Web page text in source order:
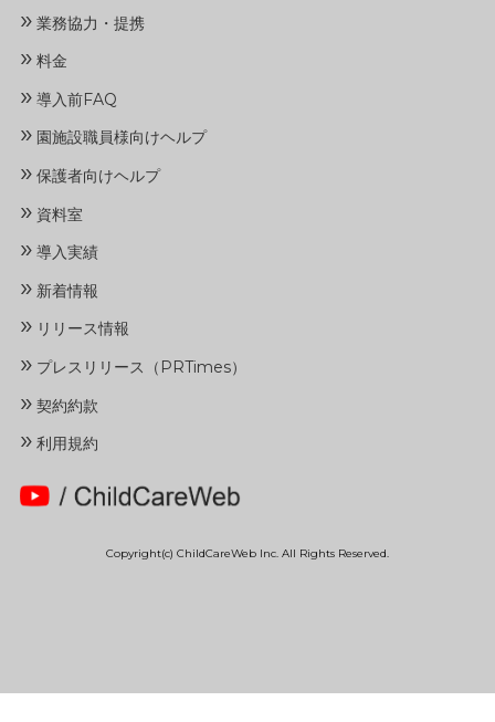
» 業務協力・提携
» 料金
» 導入前FAQ
» 園施設職員様向けヘルプ
» 保護者向けヘルプ
» 資料室
» 導入実績
» 新着情報
» リリース情報
» プレスリリース（PRTimes）
» 契約約款
» 利用規約
Copyright(c) ChildCareWeb Inc. All Rights Reserved.